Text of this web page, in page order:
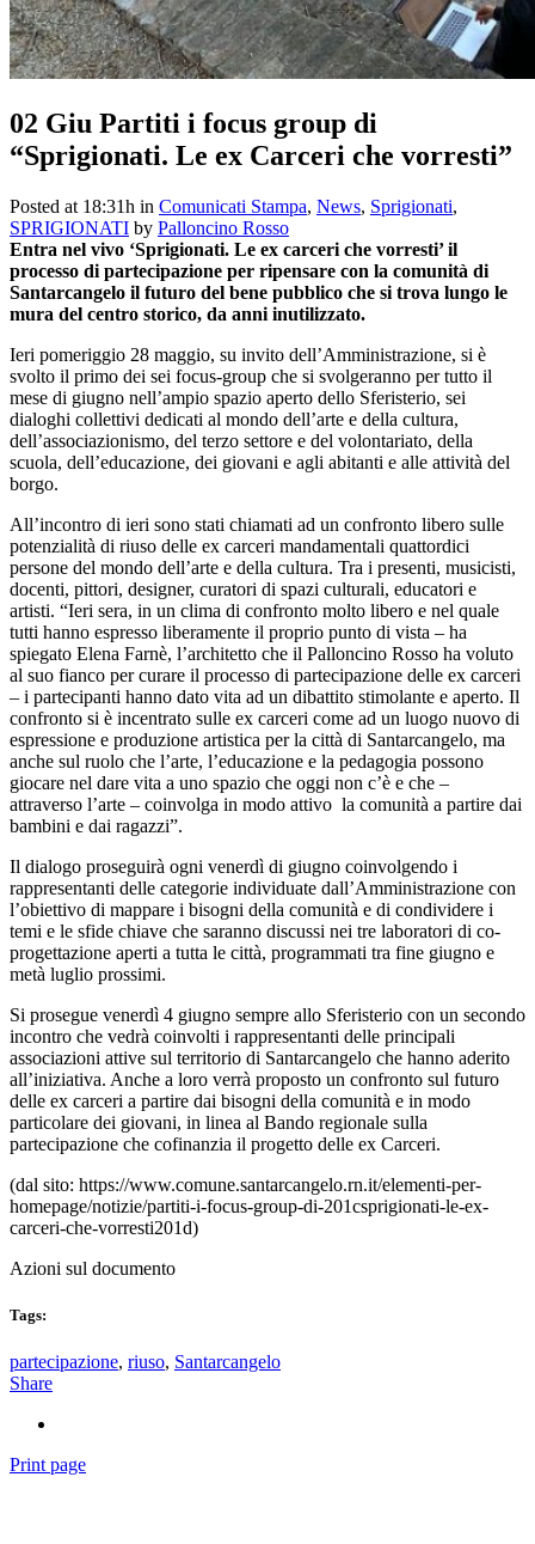
02 Giu Partiti i focus group di
“Sprigionati. Le ex Carceri che vorresti”
Posted at 18:31h in Comunicati Stampa, News, Sprigionati,
SPRIGIONATI by Palloncino Rosso
Entra nel vivo ‘Sprigionati. Le ex carceri che vorresti’ il
processo di partecipazione per ripensare con la comunità di
Santarcangelo il futuro del bene pubblico che si trova lungo le
mura del centro storico, da anni inutilizzato.
Ieri pomeriggio 28 maggio, su invito dell’Amministrazione, si è
svolto il primo dei sei focus-group che si svolgeranno per tutto il
mese di giugno nell’ampio spazio aperto dello Sferisterio, sei
dialoghi collettivi dedicati al mondo dell’arte e della cultura,
dell’associazionismo, del terzo settore e del volontariato, della
scuola, dell’educazione, dei giovani e agli abitanti e alle attività del
borgo.
All’incontro di ieri sono stati chiamati ad un confronto libero sulle
potenzialità di riuso delle ex carceri mandamentali quattordici
persone del mondo dell’arte e della cultura. Tra i presenti, musicisti,
docenti, pittori, designer, curatori di spazi culturali, educatori e
artisti. “Ieri sera, in un clima di confronto molto libero e nel quale
tutti hanno espresso liberamente il proprio punto di vista – ha
spiegato Elena Farnè, l’architetto che il Palloncino Rosso ha voluto
al suo fianco per curare il processo di partecipazione delle ex carceri
– i partecipanti hanno dato vita ad un dibattito stimolante e aperto. Il
confronto si è incentrato sulle ex carceri come ad un luogo nuovo di
espressione e produzione artistica per la città di Santarcangelo, ma
anche sul ruolo che l’arte, l’educazione e la pedagogia possono
giocare nel dare vita a uno spazio che oggi non c’è e che –
attraverso l’arte – coinvolga in modo attivo la comunità a partire dai
bambini e dai ragazzi”.
Il dialogo proseguirà ogni venerdì di giugno coinvolgendo i
rappresentanti delle categorie individuate dall’Amministrazione con
l’obiettivo di mappare i bisogni della comunità e di condividere i
temi e le sfide chiave che saranno discussi nei tre laboratori di co-
progettazione aperti a tutta le città, programmati tra fine giugno e
metà luglio prossimi.
Si prosegue venerdì 4 giugno sempre allo Sferisterio con un secondo
incontro che vedrà coinvolti i rappresentanti delle principali
associazioni attive sul territorio di Santarcangelo che hanno aderito
all’iniziativa. Anche a loro verrà proposto un confronto sul futuro
delle ex carceri a partire dai bisogni della comunità e in modo
particolare dei giovani, in linea al Bando regionale sulla
partecipazione che cofinanzia il progetto delle ex Carceri.
(dal sito: https://www.comune.santarcangelo.rn.it/elementi-per-
homepage/notizie/partiti-i-focus-group-di-201csprigionati-le-ex-
carceri-che-vorresti201d)
Azioni sul documento
Tags:
partecipazione, riuso, Santarcangelo
Share
Print page